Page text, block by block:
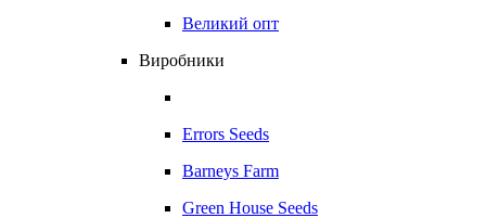
Великий опт
Виробники
Errors Seeds
Barneys Farm
Green House Seeds